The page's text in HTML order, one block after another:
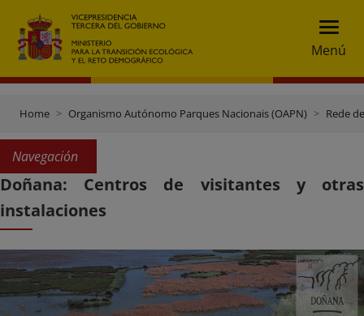
Menú
Home Organismo Autónomo Parques Nacionais (OAPN) Rede
Navegación
Doñana: Centros de visitantes y otras
instalaciones